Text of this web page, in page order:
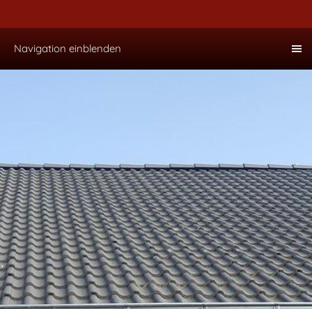
Navigation einblenden